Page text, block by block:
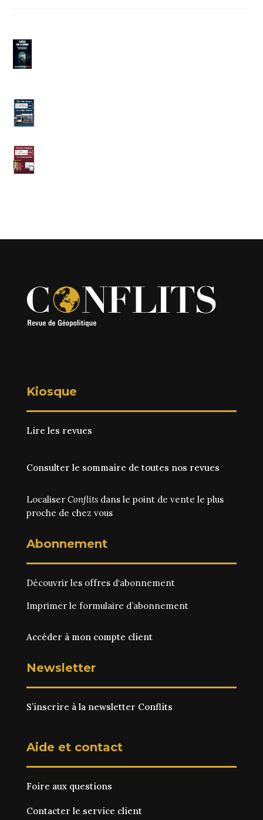
Kiosque
Lire les revues
Consulter le sommaire de toutes nos revues
Localiser Conflitsdans le point de vente le plus
proche de chez vous
Abonnement
Découvrir les offres d‘abonnement
Imprimer le formulaire d’abonnement
Accéder à mon compte client
Newsletter
S’inscrire à la newsletter Conflits
Aide et contact
Foire aux questions
Contacter le service client